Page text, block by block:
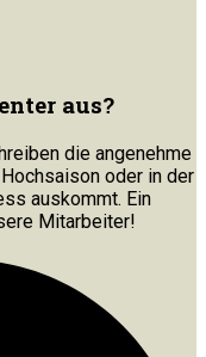
aus?
die angenehme
oder in der
auskommt. Ein
Mitarbeiter!